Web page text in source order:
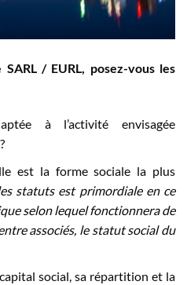
/ EURL, posez-vous les
à l’activité envisagée
est la forme sociale la plus
statuts est primordiale en ce
selon lequel fonctionnera de
associés, le statut social du
social, sa répartition et la